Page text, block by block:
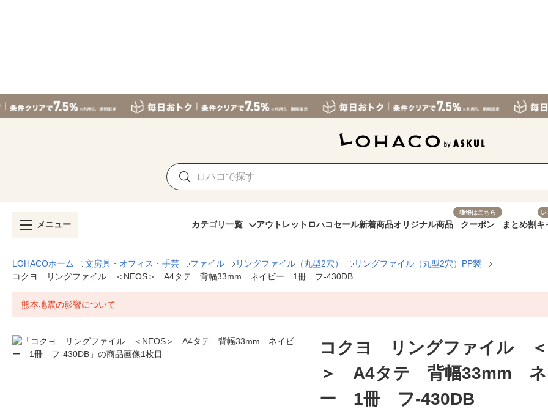
メニュー カテゴリ一覧 アウトレット ロハコセール新着商品オリジナル商品
獲得はこちら
クーポン まとめ割キ
LOHACOホーム 文房具・オフィス・手芸 ファイル リングファイル（丸型2穴）
リングファイル（丸型2穴）PP製
コクヨ リングファイル ＜NEOS＞ A4タテ 背幅33mm ネイビー 1冊 フ-430DB
熊本地震の影響について
コクヨ リングファイル ＜
＞ A4タテ 背幅33mm ネ
ー 1冊 フ-430DB